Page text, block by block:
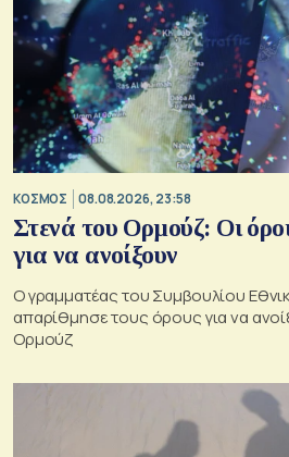
ΚΟΣΜΟΣ 08.08.2026, 23:58
Στενά του Ορμούζ: Οι
για να ανοίξουν
Ο γραμματέας του Συμβουλίου
απαρίθμησε τους όρους για να
Ορμούζ